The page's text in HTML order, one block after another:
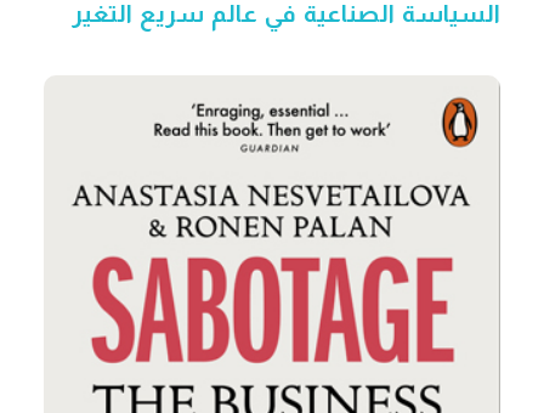
السياسة الصناعية في عالم سريع التغير